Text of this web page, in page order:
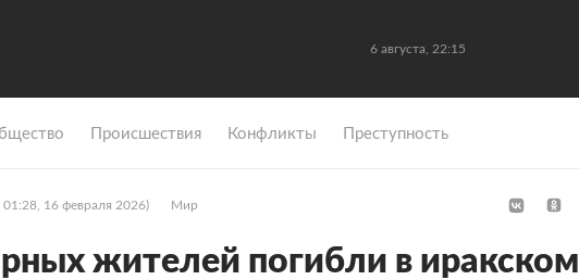
6 августа, 22:15
Происшествия Конфликты Преступность
01:28, 16 февраля 2026) Мир
жителей погибли в иракском